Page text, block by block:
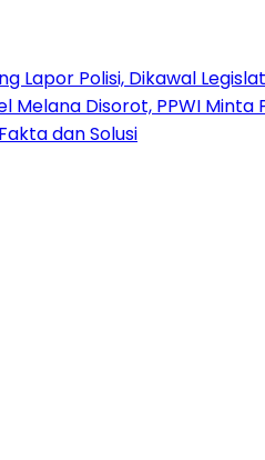
Lapor Polisi, Dikawal
Melana Disorot, PPWI Minta
dan Solusi